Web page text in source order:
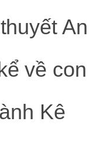
An
về con
Kê